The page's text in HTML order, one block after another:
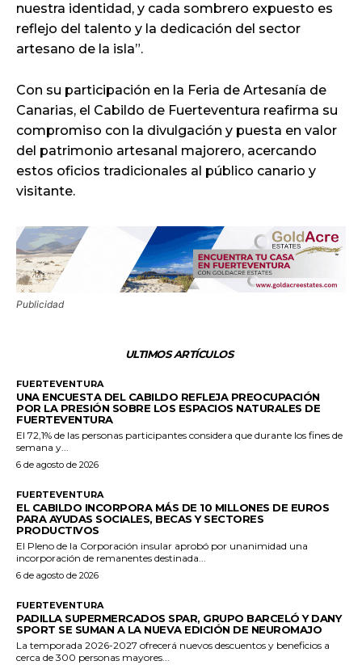
nuestra identidad, y cada sombrero expuesto es
reflejo del talento y la dedicación del sector
artesano de la isla”.
Con su participación en la Feria de Artesanía de
Canarias, el Cabildo de Fuerteventura reafirma su
compromiso con la divulgación y puesta en valor
del patrimonio artesanal majorero, acercando
estos oficios tradicionales al público canario y
visitante.
Publicidad
ULTIMOS ARTÍCULOS
FUERTEVENTURA
UNA ENCUESTA DEL CABILDO REFLEJA PREOCUPACIÓN
POR LA PRESIÓN SOBRE LOS ESPACIOS NATURALES DE
FUERTEVENTURA
El 72,1% de las personas participantes considera que durante los fines de
semana y...
6 de agosto de 2026
FUERTEVENTURA
EL CABILDO INCORPORA MÁS DE 10 MILLONES DE EUROS
PARA AYUDAS SOCIALES, BECAS Y SECTORES
PRODUCTIVOS
El Pleno de la Corporación insular aprobó por unanimidad una
incorporación de remanentes destinada...
6 de agosto de 2026
FUERTEVENTURA
PADILLA SUPERMERCADOS SPAR, GRUPO BARCELÓ Y DANY
SPORT SE SUMAN A LA NUEVA EDICIÓN DE NEUROMAJO
La temporada 2026-2027 ofrecerá nuevos descuentos y beneficios a
cerca de 300 personas mayores...